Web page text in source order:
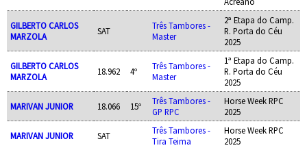
GILBERTO CARLOS
MARZOLA
SAT
Três Tambores -
Master
2ª Etapa do Camp.
R. Porta do Céu
2025
GILBERTO CARLOS
MARZOLA
18.962 4º
Três Tambores -
Master
1ª Etapa do Camp.
R. Porta do Céu
2025
MARIVAN JUNIOR 18.066 15º
Três Tambores -
GP RPC
Horse Week RPC
2025
MARIVAN JUNIOR SAT
Três Tambores -
Tira Teima
Horse Week RPC
2025